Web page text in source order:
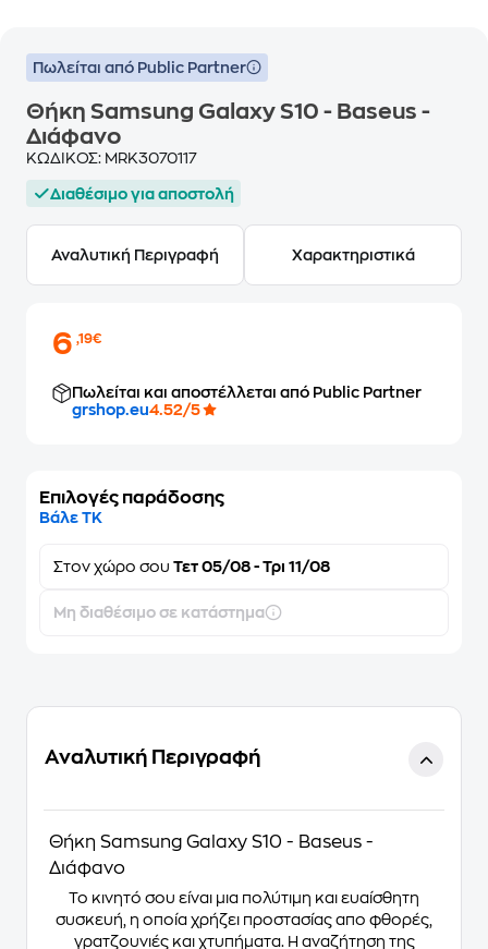
Πωλείται από Public Partner
Θήκη Samsung Galaxy S10 - Baseus -
Διάφανο
ΚΩΔΙΚΟΣ: MRK3070117
Διαθέσιμο για αποστολή
Αναλυτική Περιγραφή Χαρακτηριστικά
6,19€
Πωλείται και αποστέλλεται από Public Partner
grshop.eu4.52/5
Επιλογές παράδοσης
Βάλε ΤΚ
Στον χώρο σου Τετ 05/08 - Τρι 11/08
Μη διαθέσιμο σε κατάστημα
Αναλυτική Περιγραφή
Θήκη Samsung Galaxy S10 - Baseus -
Διάφανο
Το κινητό σου είναι μια πολύτιμη και ευαίσθητη
συσκευή, η οποία χρήζει προστασίας απο φθορές,
γρατζουνιές και χτυπήματα. Η αναζήτηση της